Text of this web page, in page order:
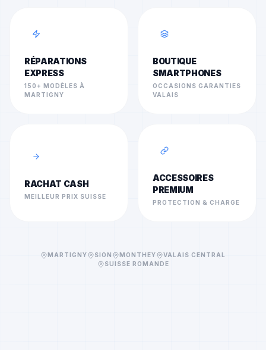
RÉPARATIONS
EXPRESS
150+ MODÈLES À
MARTIGNY
BOUTIQUE
SMARTPHONES
OCCASIONS GARANTIES
VALAIS
RACHAT CASH
MEILLEUR PRIX SUISSE
ACCESSOIRES
PREMIUM
PROTECTION & CHARGE
MARTIGNY SION MONTHEY
VALAIS CENTRAL
SUISSE ROMANDE